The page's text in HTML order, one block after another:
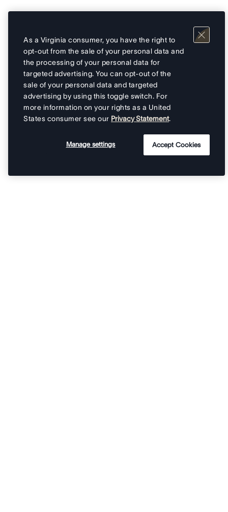
As a Virginia consumer, you have the right to
opt-out from the sale of your personal data and
the processing of your personal data for
targeted advertising. You can opt-out of the
sale of your personal data and targeted
advertising by using this toggle switch. For
more information on your rights as a United
States consumer see our Privacy Statement.
Manage settings Accept Cookies